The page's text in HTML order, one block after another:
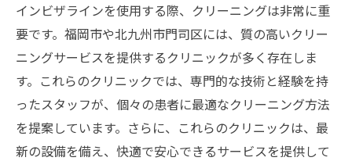
インビザラインの保管時の注意点
クリーニング時の水温とその影響
インビザラインの効果を最大化するための福岡
でのクリーニング方法
最大の効果を引き出すためのクリーニング
頻度
インビザラインを使用する際、クリーニングは非常に重
要です。福岡市や北九州市門司区には、質の高いクリー
ニングサービスを提供するクリニックが多く存在しま
す。これらのクリニックでは、専門的な技術と経験を持
ったスタッフが、個々の患者に最適なクリーニング方法
を提案しています。さらに、これらのクリニックは、最
新の設備を備え、快適で安心できるサービスを提供して